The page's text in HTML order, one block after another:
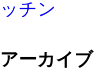
アーカイブ